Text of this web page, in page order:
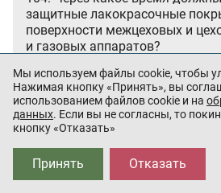
защитные лакокрасочные
поверхности межцеховых и
и газовых аппаратов?
105. С какой периодичностью
производиться осмотр
установок и газового
производстве?
Не изучен
Мы используем файлы cookie, чтобы
Нажимая кнопку «Принять», вы
использованием файлов cookie и на
данных. Если вы не согласны, то
кнопку «Отказать»
Отказать
Принять